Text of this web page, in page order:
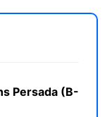
Persada (B-